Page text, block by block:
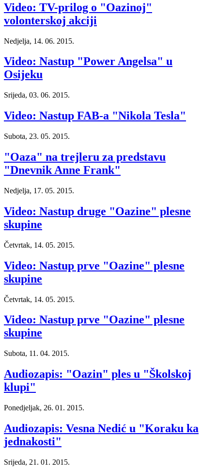
Video: TV-prilog o "Oazinoj"
volonterskoj akciji
Nedjelja, 14. 06. 2015.
Video: Nastup "Power Angelsa" u
Osijeku
Srijeda, 03. 06. 2015.
Video: Nastup FAB-a "Nikola Tesla"
Subota, 23. 05. 2015.
"Oaza" na trejleru za predstavu
"Dnevnik Anne Frank"
Nedjelja, 17. 05. 2015.
Video: Nastup druge "Oazine" plesne
skupine
Četvrtak, 14. 05. 2015.
Video: Nastup prve "Oazine" plesne
skupine
Četvrtak, 14. 05. 2015.
Video: Nastup prve "Oazine" plesne
skupine
Subota, 11. 04. 2015.
Audiozapis: "Oazin" ples u "Školskoj
klupi"
Ponedjeljak, 26. 01. 2015.
Audiozapis: Vesna Nedić u "Koraku ka
jednakosti"
Srijeda, 21. 01. 2015.